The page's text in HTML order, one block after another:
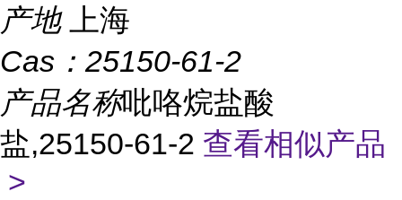
产地
上海
Cas： 25150-61-2
产品名称吡咯烷盐酸
盐,25150-61-2 查看相似产品
>